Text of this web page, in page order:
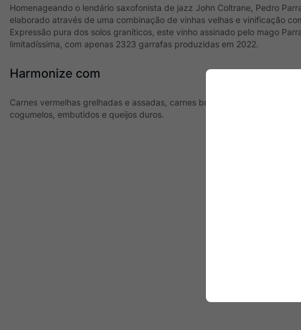
Homenageando o lendário saxofonista de jazz John Coltrane, Pedro
elaborado através de uma combinação de vinhas velhas e vinificação
Expressão pura dos solos graníticos, este vinho assinado pelo mago
limitadíssima, com apenas 2323 garrafas produzidas em 2022.
Harmonize com
Carnes vermelhas grelhadas e assadas, carnes brancas, como aves,
cogumelos, embutidos e queijos duros.